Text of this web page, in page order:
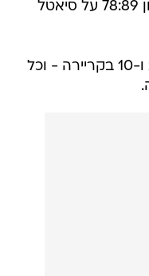
21 נקודות ו-10 אסיסטים בניצחון 78:89 על סיאטל
לקלארק יש כעת 12 משחקי 20 ו-10 בקריירה - וכל